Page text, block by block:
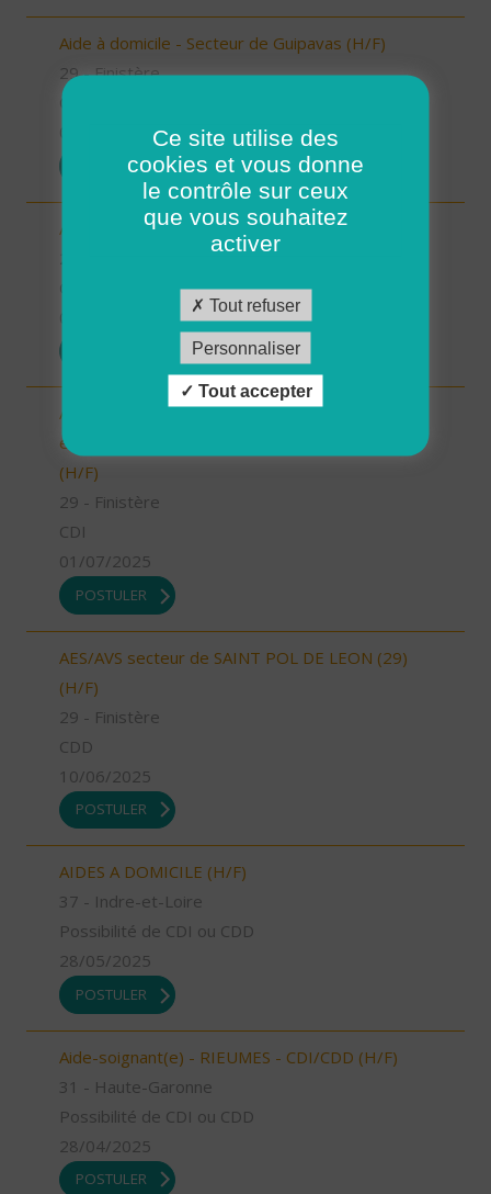
Aide à domicile - Secteur de Guipavas (H/F)
29 - Finistère
POSTULER
Aide à domicile - Secteur de Guilers - CDI (H/F)
Auxiliaire de Vie Sociale/Accompagnant Educatif
et Social à domicile - Secteur de Plouzané - CDI
(H/F)
29 - Finistère
CDI
01/07/2025
POSTULER
AES/AVS secteur de SAINT POL DE LEON (29)
(H/F)
29 - Finistère
CDD
10/06/2025
POSTULER
AIDES A DOMICILE (H/F)
37 - Indre-et-Loire
Possibilité de CDI ou CDD
28/05/2025
POSTULER
Aide-soignant(e) - RIEUMES - CDI/CDD (H/F)
31 - Haute-Garonne
Possibilité de CDI ou CDD
28/04/2025
POSTULER
Ce site utilise des
cookies et vous donne
le contrôle sur ceux
que vous souhaitez
activer
Tout refuser
Personnaliser
Tout accepter